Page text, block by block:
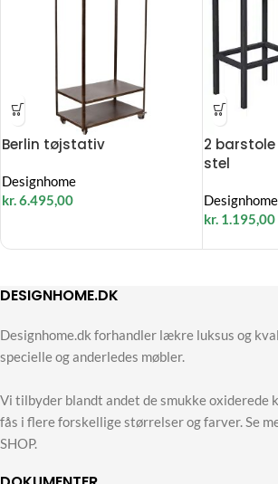
Berlin tøjstativ
Designhome
kr.6.495,00
2
stel
Designhome
kr. 1.195,00
DESIGNHOME.DK
Designhome.dk forhandler lækre luksus og
specielle og anderledes møbler.
Vi tilbyder blandt andet de smukke oxiderede
fås i flere forskellige størrelser og farver. Se
SHOP.